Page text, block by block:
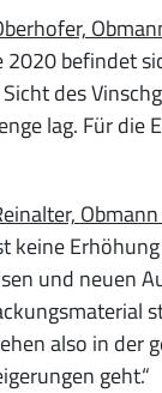
2020 befindet
des
lag. Für die
keine
und neuen
also in der
geht.“